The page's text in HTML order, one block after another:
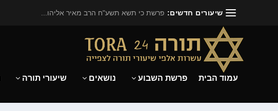
שיעורים חדשים: פרשת כי תשא תשע"ח הרב מאיר אליהו...
עמוד הבית פרשת השבוע נושאים שיעורי תורה